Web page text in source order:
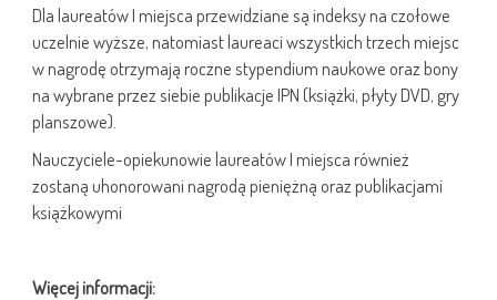
Dla laureatów I miejsca przewidziane są indeksy na czołowe
uczelnie wyższe, natomiast laureaci wszystkich trzech miejsc
w nagrodę otrzymają roczne stypendium naukowe oraz bony
na wybrane przez siebie publikacje IPN (książki, płyty DVD, gry
planszowe).
Nauczyciele-opiekunowie laureatów I miejsca również
zostaną uhonorowani nagrodą pieniężną oraz publikacjami
książkowymi
Więcej informacji: